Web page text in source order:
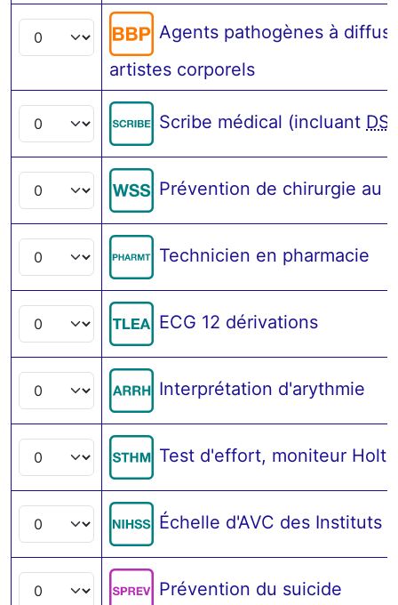
Agents pathogènes à
artistes corporels
Scribe médical (incluant
Prévention de chirurgie au
Technicien en pharmacie
ECG 12 dérivations
Interprétation d'arythmie
Test d'effort, moniteur
Échelle d'AVC des Instituts
Prévention du suicide